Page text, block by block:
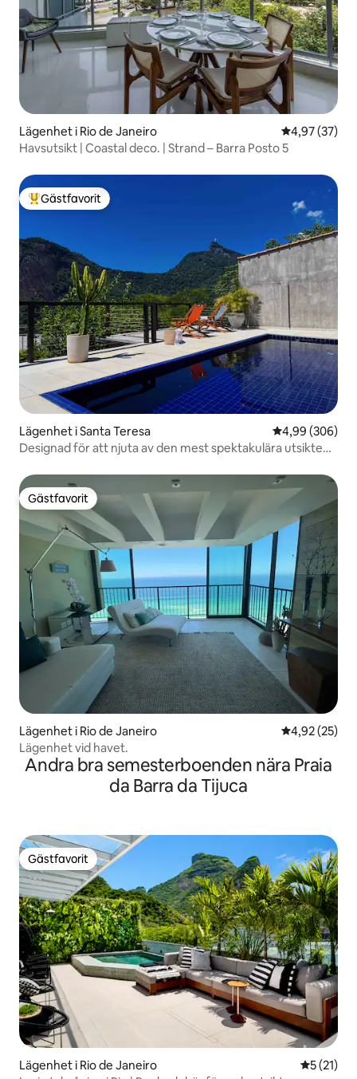
Lägenhet i Rio de Janeiro 4,97 av 5 i
4,97 (37)
Havsutsikt | Coastal deco. | Strand – Barra Posto 5
Populär gästfavorit
Gästfavorit
Lägenhet i Santa Teresa 4,99 av 5 i
4,99 (306)
Designad för att njuta av den mest spektakulära utsikten
Gästfavorit
Gästfavorit
Lägenhet i Rio de Janeiro 4,92 av 5 i
4,92 (25)
Lägenhet vid havet.
Andra bra semesterboenden nära Praia
da Barra da Tijuca
Gästfavorit
Gästfavorit
Lägenhet i Rio de Janeiro 5 av 5 i
5 (21)